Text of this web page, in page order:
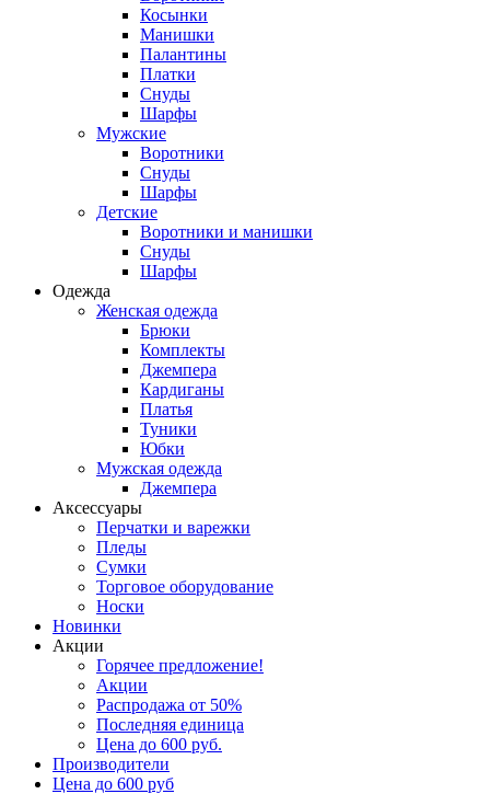
Косынки
Манишки
Палантины
Платки
Снуды
Шарфы
Мужские
Воротники
Снуды
Шарфы
Детские
Воротники и манишки
Снуды
Шарфы
Одежда
Женская одежда
Брюки
Комплекты
Джемпера
Кардиганы
Платья
Туники
Юбки
Мужская одежда
Джемпера
Аксессуары
Перчатки и варежки
Пледы
Сумки
Торговое оборудование
Носки
Новинки
Акции
Горячее предложение!
Акции
Распродажа от 50%
Последняя единица
Цена до 600 руб.
Производители
Цена до 600 руб